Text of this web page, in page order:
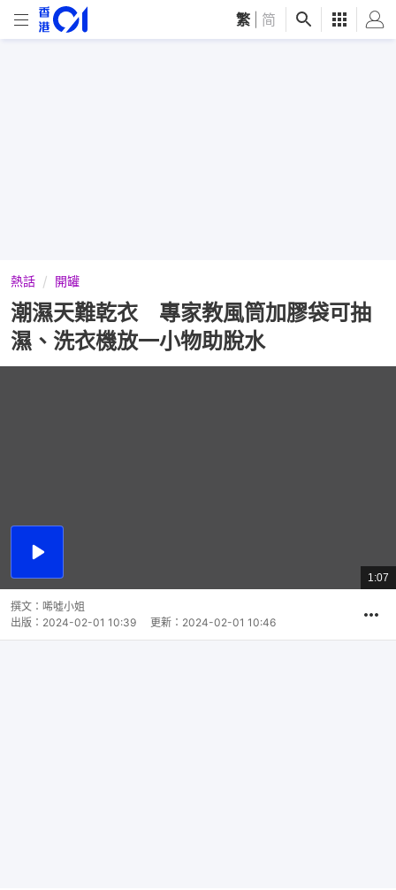
繁 简
熱話 開罐
潮濕天難乾衣 專家教風筒加膠袋可抽
濕、洗衣機放一小物助脫水
播
總
共
1:07
撰文： 唏噓小姐
出版： 2024-02-01 10:39 更新： 2024-02-01 10:46